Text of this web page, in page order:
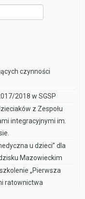
czynności
2018 w SGSP
z Zespołu
integracyjnymi im.
u dzieci” dla
Mazowieckim
„Pierwsza
ratownictwa